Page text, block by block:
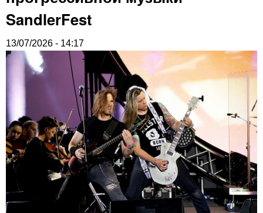
SandlerFest
13/07/2026 - 14:17